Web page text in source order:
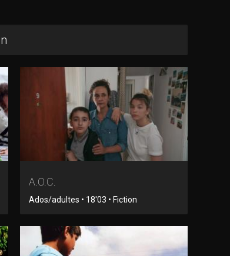
A.O.C.
Ados/adultes • 18'03 • Fiction